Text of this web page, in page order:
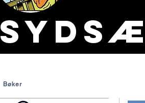
Bøker